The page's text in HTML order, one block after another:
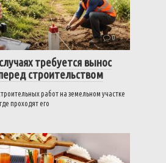
0
требуется вынос
строительством
работ на земельном участке
проходят его